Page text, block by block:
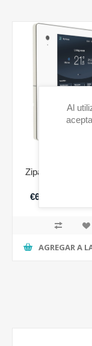
Zipatile2 Z-Wave
€649,00 IVA
AGREGAR A
Al